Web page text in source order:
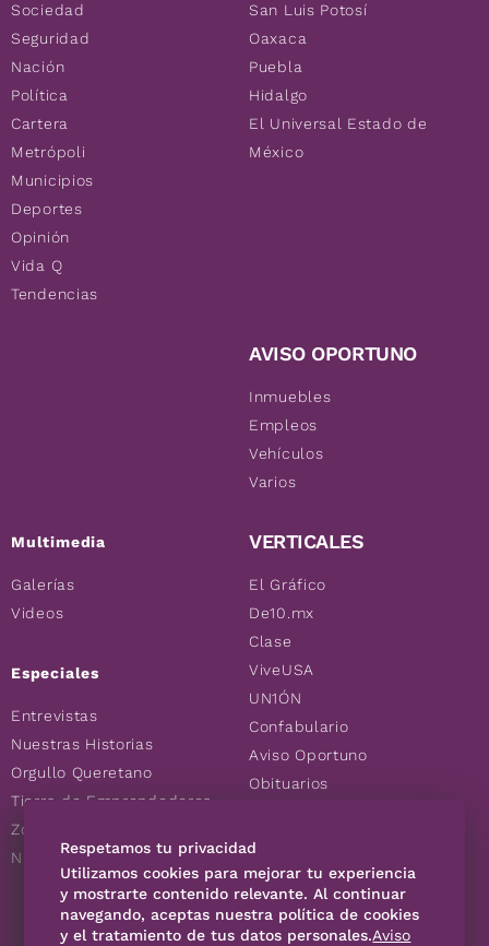
Sociedad
Seguridad
Nación
Política
Cartera
Metrópoli
Municipios
Deportes
Opinión
Vida Q
Tendencias
Multimedia
Galerías
Videos
Especiales
Entrevistas
Nuestras Historias
Orgullo Queretano
Tierra de Emprendedores
Zoociales
Nuevos Queretanos
San Luis Potosí
Oaxaca
Puebla
Hidalgo
El Universal Estado de
México
AVISO OPORTUNO
Inmuebles
Empleos
Vehículos
Varios
VERTICALES
El Gráfico
De10.mx
Clase
ViveUSA
UN1ÓN
Confabulario
Aviso Oportuno
Obituarios
Consultas
SÍGUENOS
Respetamos tu privacidad
Utilizamos cookies para mejorar tu experiencia
y mostrarte contenido relevante. Al continuar
navegando, aceptas nuestra política de cookies
y el tratamiento de tus datos personales.Aviso